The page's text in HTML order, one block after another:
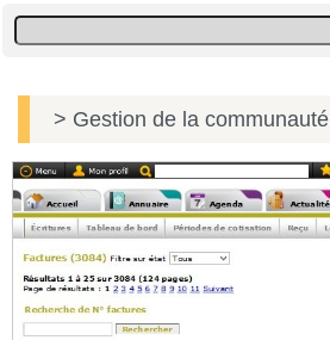
> Gestion de la communauté